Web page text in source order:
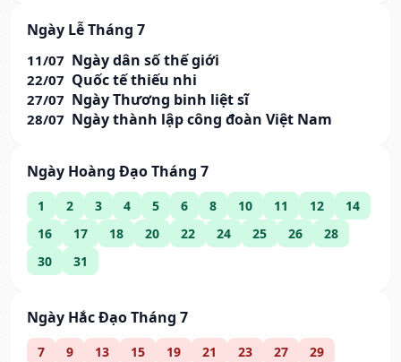
Ngày Lễ Tháng 7
11/07 Ngày dân số thế giới
22/07 Quốc tế thiếu nhi
27/07 Ngày Thương binh liệt sĩ
28/07 Ngày thành lập công đoàn Việt Nam
Ngày Hoàng Đạo Tháng 7
1 2 3 4 5 6 8 10 11 12
14
16
17 18 20 22 24 25 26
28
30
31
Ngày Hắc Đạo Tháng 7
7 9 13 15 19 21 23 27 29